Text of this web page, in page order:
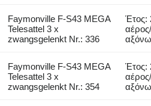
Faymonville F-S43 MEGA
Telesattel 3 x
zwangsgelenkt Nr.: 336
Έτος:
Faymonville F-S43 MEGA
Telesattel 3 x
zwangsgelenkt Nr.: 354
Έτος: